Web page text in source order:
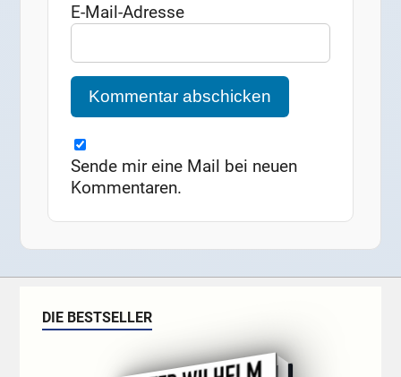
E-Mail-Adresse
Sende mir eine Mail bei neuen
Kommentaren.
DIE BESTSELLER